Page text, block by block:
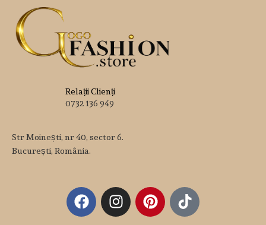
Relații Clienți
0732 136 949
Str Moinești, nr 40, sector 6.
București, România.